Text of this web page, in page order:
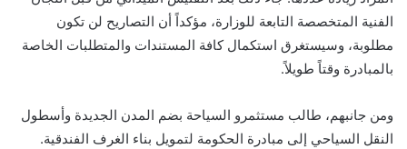
الفنية المتخصصة التابعة للوزارة، مؤكداً أن التصاريح لن تكون
مطلوبة، وسيستغرق استكمال كافة المستندات والمتطلبات الخاصة
بالمبادرة وقتاً طويلاً.
ومن جانبهم، طالب مستثمرو السياحة بضم المدن الجديدة وأسطول
النقل السياحي إلى مبادرة الحكومة لتمويل بناء الغرف الفندقية.